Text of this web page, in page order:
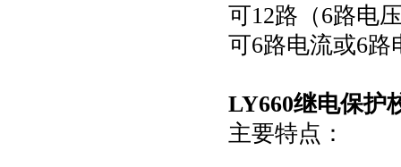
可12路（6路电
可6路电流或6路
LY660继电保护
主要特点：